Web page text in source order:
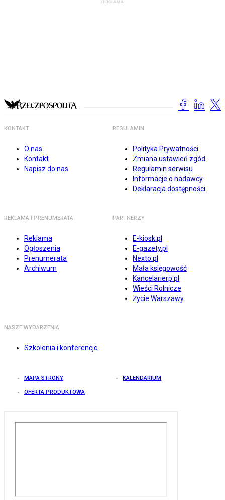
KONTAKT
O nas
Kontakt
Napisz do nas
REGULAMIN
Polityka Prywatności
Zmiana ustawień zgód
Regulamin serwisu
Informacje o nadawcy
Deklaracja dostępności
REKLAMA I PRENUMERATA
Reklama
Ogłoszenia
Prenumerata
Archiwum
PARTNERZY
E-kiosk.pl
E-gazety.pl
Nexto.pl
Mała księgowość
Kancelarierp.pl
Wieści Rolnicze
Życie Warszawy
NASZE WYDARZENIA
Szkolenia i konferencje
MAPA STRONY KALENDARIUM
OFERTA PRODUKTOWA